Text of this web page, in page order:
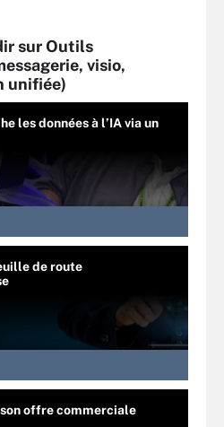
sur Outils
visio,
unifiée)
les données à l’IA via un
de route
offre commerciale